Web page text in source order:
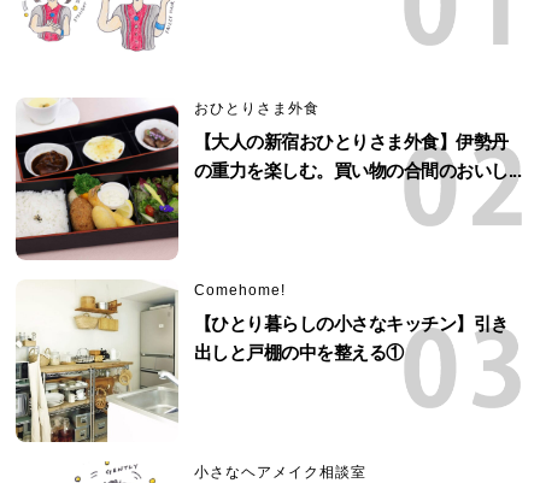
おひとりさま外食
【大人の新宿おひとりさま外食】伊勢丹
の重力を楽しむ。買い物の合間のおいし...
Comehome!
【ひとり暮らしの小さなキッチン】引き
出しと戸棚の中を整える①
小さなヘアメイク相談室